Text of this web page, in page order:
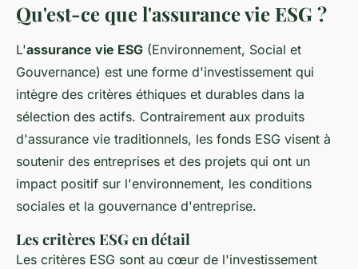
Qu'est-ce que l'assurance vie ESG ?
L'assurance vie ESG (Environnement, Social et
Gouvernance) est une forme d'investissement qui
intègre des critères éthiques et durables dans la
sélection des actifs. Contrairement aux produits
d'assurance vie traditionnels, les fonds ESG visent à
soutenir des entreprises et des projets qui ont un
impact positif sur l'environnement, les conditions
sociales et la gouvernance d'entreprise.
Les critères ESG en détail
Les critères ESG sont au cœur de l'investissement